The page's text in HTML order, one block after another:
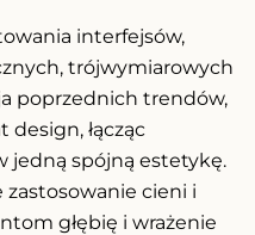
interfejsów,
trójwymiarowych
poprzednich trendów,
łącząc
jedną spójną estetykę.
cieni i
głębię i wrażenie